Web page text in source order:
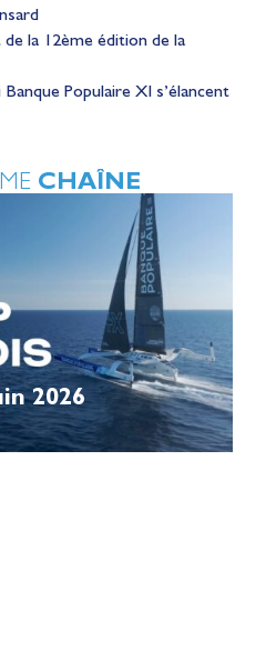
la 12ème édition de la
Populaire XI s’élancent
CHAÎNE
2026